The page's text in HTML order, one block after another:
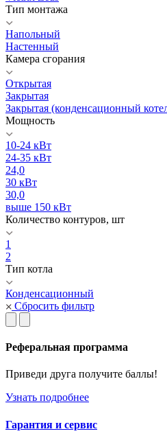
Тип монтажа
Напольный
Настенный
Камера сгорания
Открытая
Закрытая
Закрытая (конденсационный
Мощность
10-24 кВт
24-35 кВт
24,0
30 кВт
30,0
выше 150 кВт
Количество контуров, шт
1
2
Тип котла
Конденсационный
Сбросить фильтр
Реферальная программа
Приведи друга получите баллы!
Узнать подробнее
Гарантия и сервис